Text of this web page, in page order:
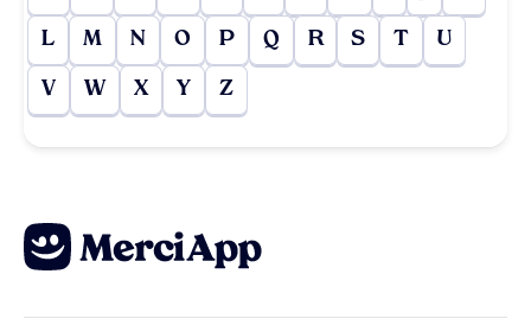
L M N O P Q R S T U
V W X Y Z